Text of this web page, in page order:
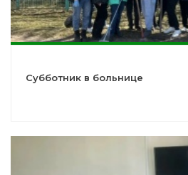
Субботник в больнице